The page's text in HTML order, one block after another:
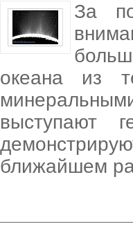
За
океана из
выступают
ближайшем